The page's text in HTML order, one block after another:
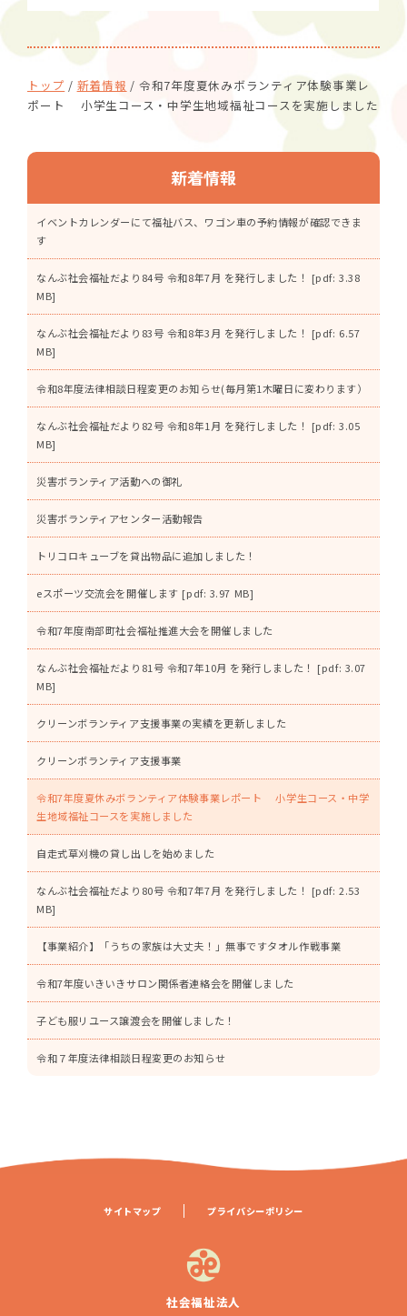
現
在
置：
トップ / 新着情報 / 令和7年度夏休みボランティア体験事業レ
ポート 小学生コース・中学生地域福祉コースを実施しました
新着情報
イベントカレンダーにて福祉バス、ワゴン車の予約情報が確認できま
す
なんぶ社会福祉だより84号 令和8年7月 を発行しました！ [pdf: 3.38
MB]
なんぶ社会福祉だより83号 令和8年3月 を発行しました！ [pdf: 6.57
MB]
令和8年度法律相談日程変更のお知らせ(毎月第1木曜日に変わります）
なんぶ社会福祉だより82号 令和8年1月 を発行しました！ [pdf: 3.05
MB]
災害ボランティア活動への御礼
災害ボランティアセンター活動報告
トリコロキューブを貸出物品に追加しました！
eスポーツ交流会を開催します [pdf: 3.97 MB]
令和7年度南部町社会福祉推進大会を開催しました
なんぶ社会福祉だより81号 令和7年10月 を発行しました！ [pdf: 3.07
MB]
クリーンボランティア支援事業の実績を更新しました
クリーンボランティア支援事業
令和7年度夏休みボランティア体験事業レポート 小学生コース・中学
生地域福祉コースを実施しました
自走式草刈機の貸し出しを始めました
なんぶ社会福祉だより80号 令和7年7月 を発行しました！ [pdf: 2.53
MB]
【事業紹介】「うちの家族は大丈夫！」無事ですタオル作戦事業
令和7年度いきいきサロン関係者連絡会を開催しました
子ども服リユース譲渡会を開催しました！
令和７年度法律相談日程変更のお知らせ
サイトマップ プライバシーポリシー
社会福祉法人